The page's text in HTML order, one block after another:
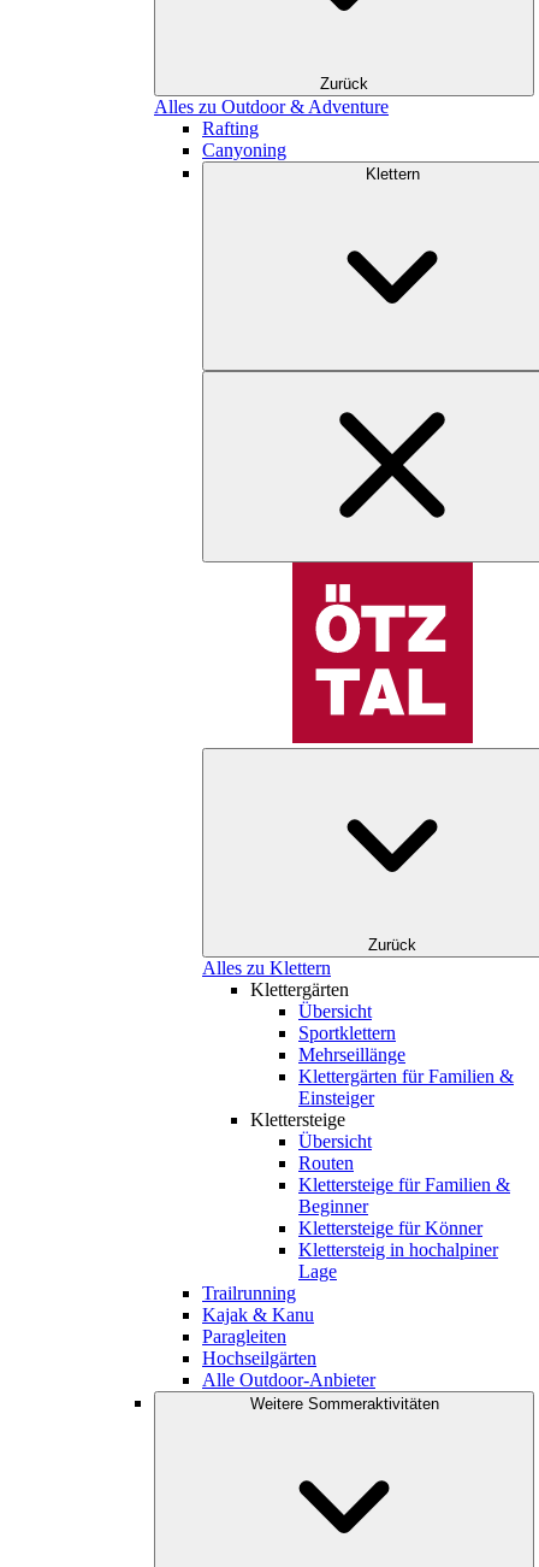
Zurück
Alles zu Outdoor & Adventure
Rafting
Canyoning
Klettern
Zurück
Alles zu Klettern
Klettergärten
Übersicht
Sportklettern
Mehrseillänge
Klettergärten für Familien &
Einsteiger
Klettersteige
Übersicht
Routen
Klettersteige für Familien &
Beginner
Klettersteige für Könner
Klettersteig in hochalpiner
Lage
Trailrunning
Kajak & Kanu
Paragleiten
Hochseilgärten
Alle Outdoor-Anbieter
Weitere Sommeraktivitäten